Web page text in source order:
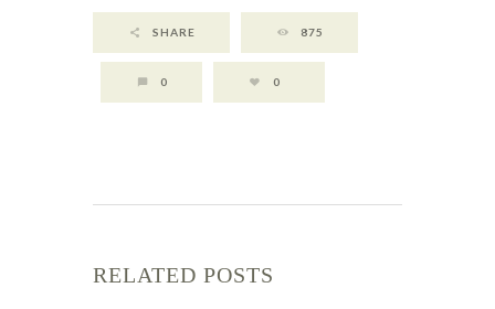
Summary
Article Name
SHARE 875
0 0
RELATED POSTS